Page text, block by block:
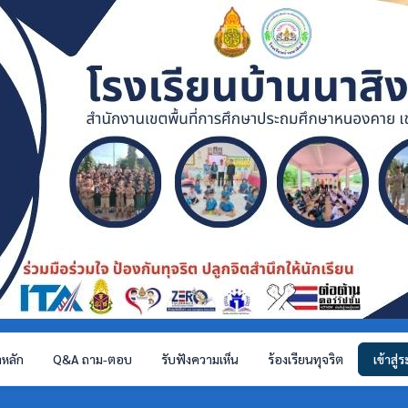
ลัก Q&A ถาม-ตอบ รับฟังความเห็น ร้องเรียนทุจริต เข้าสู่